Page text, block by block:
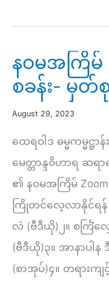
(၁၀)ရက်
စခန်း-
မှတ်စု
များ
နဝမအကြိမ်
စခန်း- မှတ်
August 29, 2023
ထေရဝါဒ ဓမ္မကမ္မဋ္ဌ
မေတ္တာန္ဒဝိဟာရ ဆ
၏ နဝမအကြိမ် Zoom
ကြိုတင်လေ့လာနိုင်ရ
လဲ (ဗီဒီယို)၂။ စင်္ကြံလ
(ဗီဒီယို)၃။ အာနာပါ
(စာအုပ်)၄။ တရားကျ